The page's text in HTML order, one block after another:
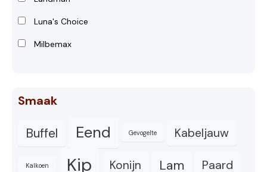
Luna's Choice
Milbemax
Smaak
Buffel Eend Gevogelte Kabeljauw
Kalkoen Kip Konijn Lam Paard